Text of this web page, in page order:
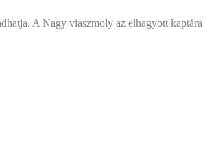
A Nagy viaszmoly az elhagyott